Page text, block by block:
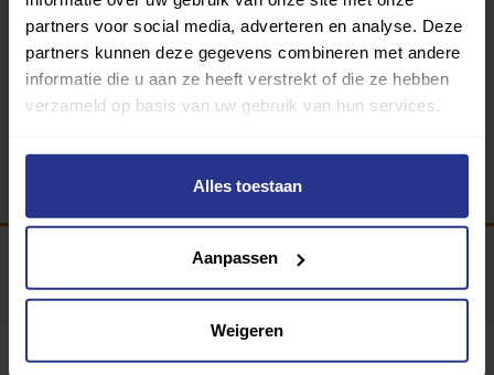
partners voor social media, adverteren en analyse. Deze
partners kunnen deze gegevens combineren met andere
informatie die u aan ze heeft verstrekt of die ze hebben
verzameld op basis van uw gebruik van hun services.
Alles toestaan
Aanpassen
Weigeren
beantwoord. Uniek Sporten is niet verantwoordelijk voor
de mening of oordelen van deze gebruikers.
Programma van: